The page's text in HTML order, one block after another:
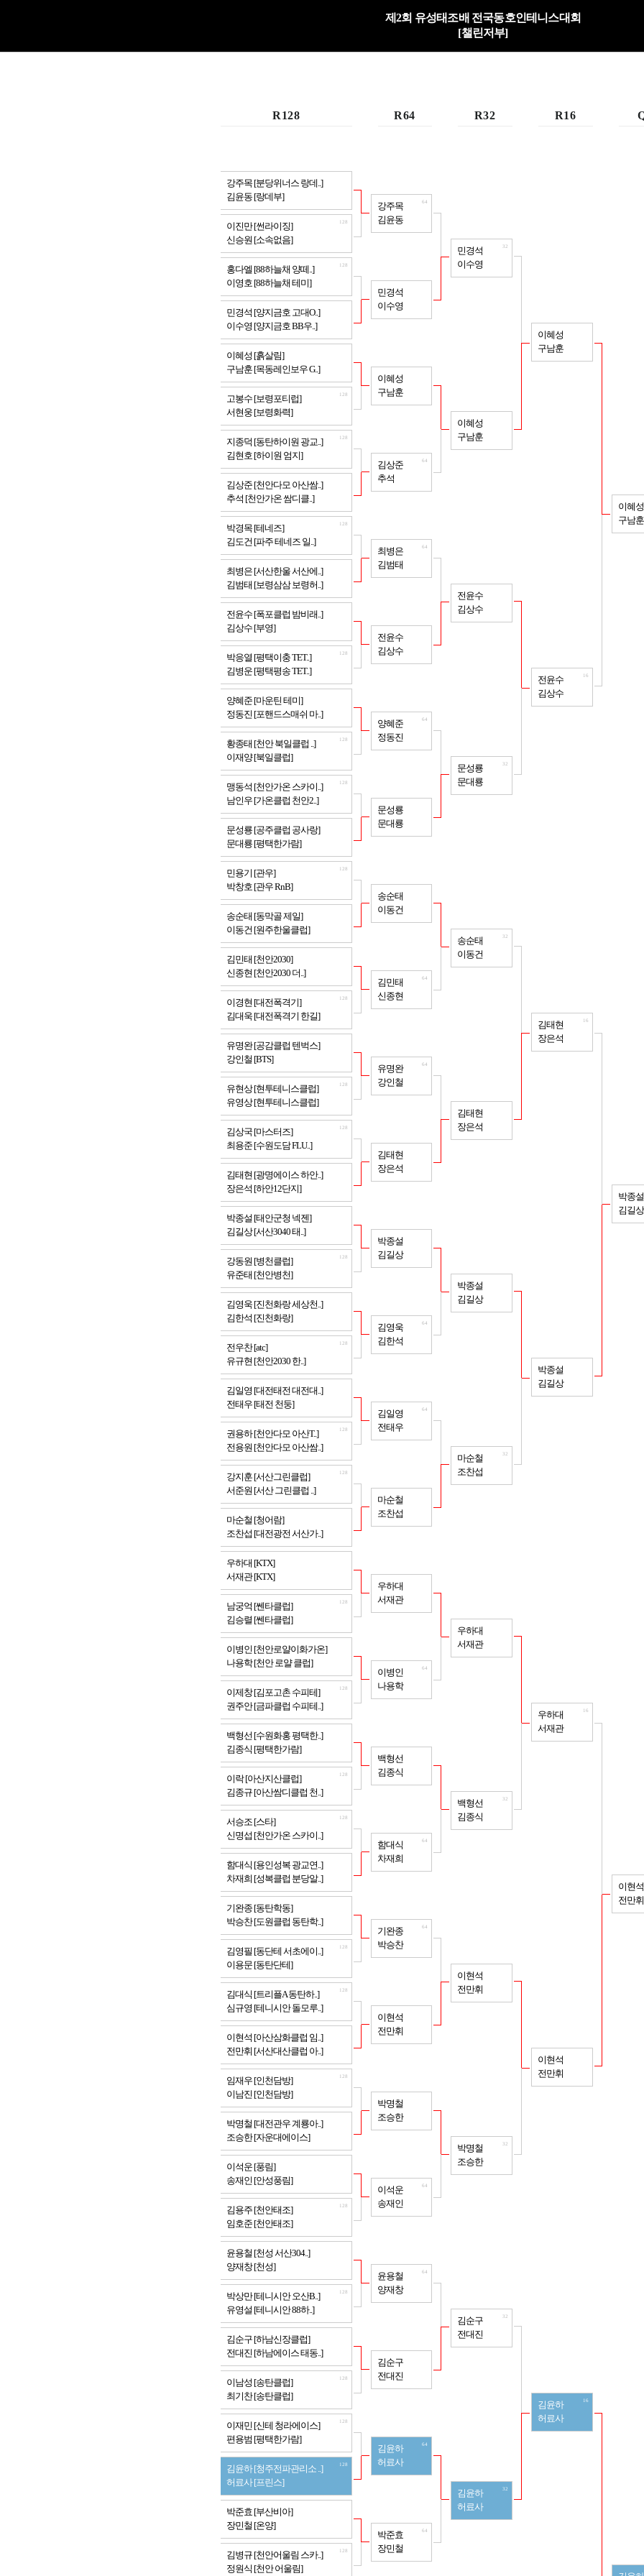
제2회 유성태조배 전국동호인테니스대회
[챌린저부]
R128 R64 R32 R16
강주목 [분당위너스 랑데..]
김윤동 [랑데부]
이진만 [썬라이징]
신승원 [소속없음]
128
홍다엘 [88하늘채 양떼..]
이영호 [88하늘채 테미]
128
민경석 [양지금호 고대O..]
이수영 [양지금호 BB우..]
이혜성 [흙살림]
구남훈 [목동레인보우 G..]
고봉수 [보령포티럽]
서현웅 [보령화력]
128
지종덕 [동탄하이원 광교..]
김현호 [하이원 엄지]
128
김상준 [천안다모 아산쌈..]
추석 [천안가온 쌈디클..]
박경목 [테네즈]
김도건 [파주 테네즈 일..]
128
최병은 [서산한울 서산에..]
김범태 [보령삼삼 보령허..]
전윤수 [폭포클럽 밤비래..]
김상수 [부영]
박응열 [평택이충 TET..]
김병운 [평택평송 TET..]
128
양혜준 [마운틴 테미]
정동진 [포핸드스매쉬 마..]
황종태 [천안 북일클럽 ..]
이재양 [북일클럽]
128
맹동석 [천안가온 스카이..]
남인우 [가온클럽 천안2..]
128
문성룡 [공주클럽 공사랑]
문대룡 [평택한가람]
민용기 [관우]
박창호 [관우 RnB]
128
송순태 [동막골 제일]
이동건 [원주한울클럽]
김민태 [천안2030]
신종현 [천안2030 더..]
이경현 [대전폭격기]
김대욱 [대전폭격기 한길]
128
유명완 [공감클럽 텐벅스]
강인철 [BTS]
유현상 [현투테니스클럽]
유영상 [현투테니스클럽]
128
김상국 [마스터즈]
최용준 [수원도담 FLU..]
128
김태현 [광명에이스 하안..]
장은석 [하안12단지]
박종설 [태안군청 넥젠]
김길상 [서산3040 태..]
강동원 [병천클럽]
유준태 [천안병천]
128
김영욱 [진천화랑 세상천..]
김한석 [진천화랑]
전우찬 [atc]
유규현 [천안2030 한..]
128
김일영 [대전태전 대전대..]
전태우 [태전 천둥]
권용하 [천안다모 아산T..]
전용원 [천안다모 아산쌈..]
128
강지훈 [서산그린클럽]
서준원 [서산 그린클럽 ..]
128
마순철 [청어람]
조찬섭 [대전광전 서산가..]
우하대 [KTX]
서재관 [KTX]
남궁억 [쎈타클럽]
김승렬 [쎈타클럽]
128
이병인 [천안로얄이화가온]
나용학 [천안 로얄 클럽]
이제창 [김포고촌 수피테]
권주안 [금파클럽 수피테..]
128
백형선 [수원화홍 평택한..]
김종식 [평택한가람]
이락 [아산지산클럽]
김종규 [아산쌈디클럽 천..]
128
서승조 [스타]
신명섭 [천안가온 스카이..]
128
함대식 [용인성복 광교연..]
차재희 [성복클럽 분당알..]
기완종 [동탄학동]
박승찬 [도원클럽 동탄학..]
김영필 [동단테 서초에이..]
이용문 [동탄단테]
128
김대식 [트리플A 동탄하..]
심규영 [테니시안 돌모루..]
128
이현석 [아산삼화클럽 임..]
전만휘 [서산대산클럽 아..]
임재우 [인천담방]
이남진 [인천담방]
128
박명철 [대전관우 계룡아..]
조승한 [자운대에이스]
이석운 [풍림]
송재인 [안성풍림]
김용주 [천안태조]
임호준 [천안태조]
128
윤용철 [천성 서산304..]
양재창 [천성]
박상만 [테니시안 오산B..]
유영설 [테니시안 88하..]
128
김순구 [하남신장클럽]
전대진 [하남에이스 태동..]
이남성 [송탄클럽]
최기찬 [송탄클럽]
128
이재민 [신테 청라에이스]
편용범 [평택한가람]
128
김윤하 [청주전파관리소 ..]
허료사 [프린스]
128
박준효 [부산비아]
장민철 [온양]
김병규 [천안어울림 스카..]
정원식 [천안 어울림]
128
강주목
김윤동
64
민경석
이수영
이혜성
구남훈
김상준
추석
64
최병은
김범태
64
전윤수
김상수
양혜준
정동진
64
문성룡
문대룡
송순태
이동건
김민태
신종현
64
유명완
강인철
64
김태현
장은석
박종설
김길상
김영욱
김한석
64
김일영
전태우
64
마순철
조찬섭
우하대
서재관
이병인
나용학
64
백형선
김종식
함대식
차재희
64
기완종
박승찬
64
이현석
전만휘
박명철
조승한
이석운
송재인
64
윤용철
양재창
64
김순구
전대진
김윤하
허료사
64
박준효
장민철
64
민경석
이수영
32
이혜성
구남훈
전윤수
김상수
문성룡
문대룡
32
송순태
이동건
32
김태현
장은석
박종설
김길상
마순철
조찬섭
32
우하대
서재관
백형선
김종식
32
이현석
전만휘
박명철
조승한
32
김순구
전대진
32
김윤하
허료사
32
이혜성
구남훈
전윤수
김상수
16
김태현
장은석
16
박종설
김길상
우하대
서재관
16
이현석
전만휘
김윤하
허료사
16
이혜성
구남훈
박종설
김길상
이현석
전만휘